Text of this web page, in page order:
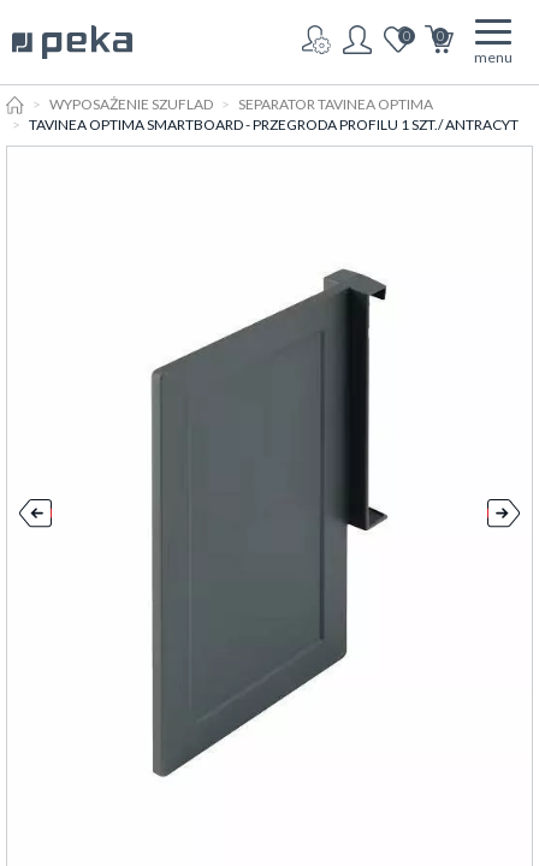
0 0
menu
HOMEWYPOSAŻENIE SZUFLAD
SEPARATOR TAVINEA OPTIMA
TAVINEA OPTIMA SMARTBOARD - PRZEGRODA PROFILU 1 SZT./ ANTRACYT